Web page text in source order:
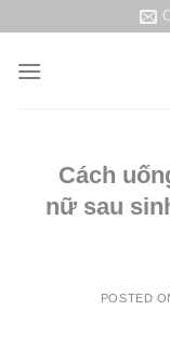
content
Cách
nữ sau
POSTED